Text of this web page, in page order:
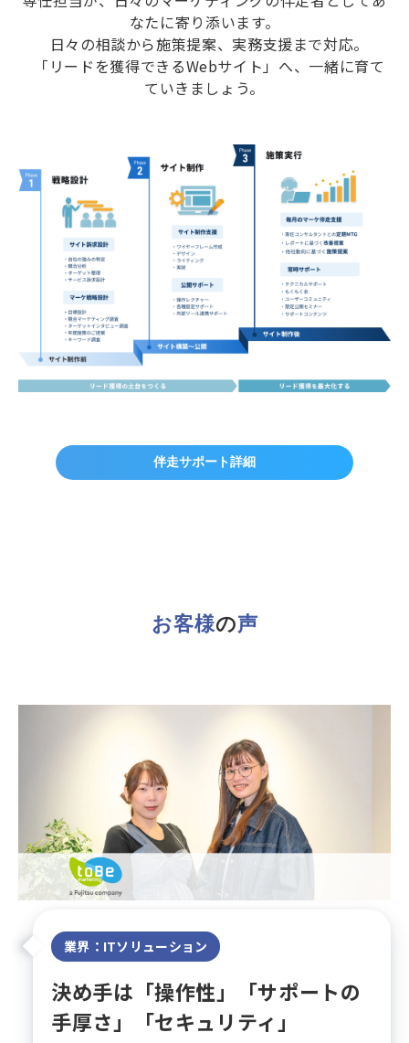
なたに寄り添います。
日々の相談から施策提案、実務支援まで対応。
「リードを獲得できるWebサイト」へ、一緒に育て
ていきましょう。
伴走サポート詳細
お客様の声
業界：ITソリューション
決め手は「操作性」「サポートの
手厚さ」「セキュリティ」